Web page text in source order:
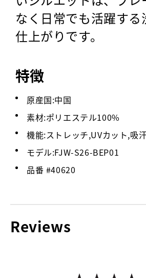
なく日常でも活躍する
仕上がりです。
特徴
原産国:中国
素材:ポリエステル100%
機能:ストレッチ,UVカット,吸
モデル:FJW-S26-BEP01
品番 #40620
Reviews